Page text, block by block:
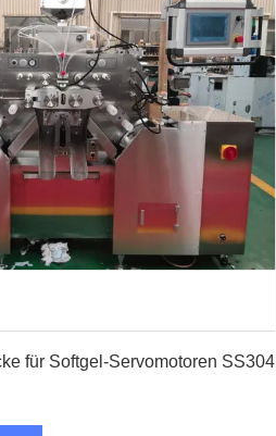
für Softgel-Servomotoren SS304